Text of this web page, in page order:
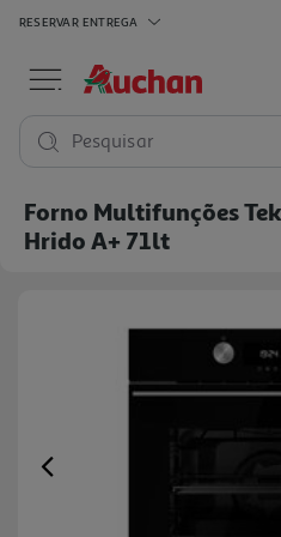
RESERVAR ENTREGA
Pesquisar
Forno Multifunções
Hrido A+ 71lt
Previous